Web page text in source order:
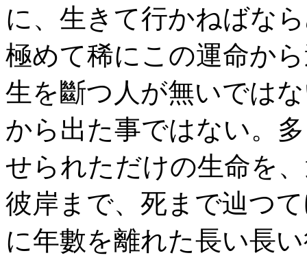
に、生きて行かねばな
極めて稀にこの運命か
生を斷つ人が無いでは
から出た事ではない。
せられただけの生命を
彼岸まで、死まで辿つ
に年數を離れた長い長